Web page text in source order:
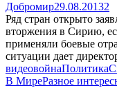
Добромир29.08.20132
Ряд стран открыто
вторжения в Сирию,
применяли боевые
ситуации дает
видеовойнаПолитика
В МиреРазное